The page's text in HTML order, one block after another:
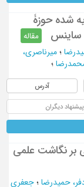
شده حوزۀ
ساینس
مقاله
؛ میرناصری،
؛
آدرس
پیشنهاد دیگران
بر نگاشت علمی
حمیدرضا؛ جعفری